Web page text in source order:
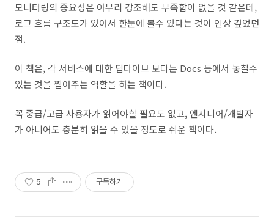
모니터링의 중요성은 아무리 강조해도 부족함이 없을 것 같은데,
로그 흐름 구조도가 있어서 한눈에 볼수 있다는 것이 인상 깊었던
점.
이 책은, 각 서비스에 대한 딥다이브 보다는 Docs 등에서 놓칠수
있는 것을 찝어주는 역할을 하는 책이다.
꼭 중급/고급 사용자가 읽어야할 필요도 없고, 엔지니어/개발자
가 아니어도 충분히 읽을 수 있을 정도로 쉬운 책이다.
5 구독하기